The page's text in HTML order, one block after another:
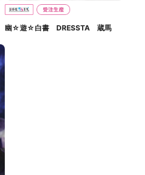
幽☆遊☆白書 DRESSTA 蔵馬